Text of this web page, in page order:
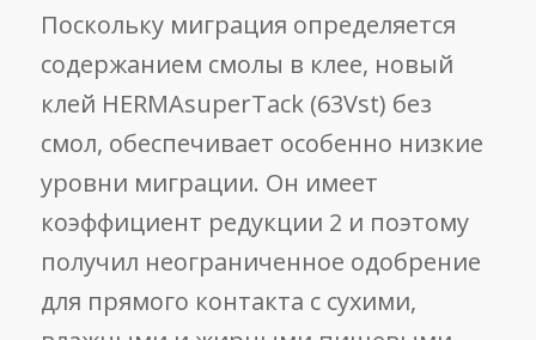
Поскольку миграция определяется
содержанием смолы в клее, новый
клей HERMAsuperTack (63Vst) без
смол, обеспечивает особенно низкие
уровни миграции. Он имеет
коэффициент редукции 2 и поэтому
получил неограниченное одобрение
для прямого контакта с сухими,